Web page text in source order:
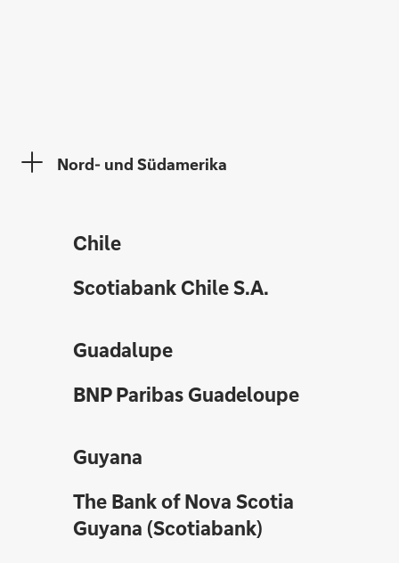
Nord- und Südamerika
Chile
Scotiabank Chile S.A.
Guadalupe
BNP Paribas Guadeloupe
Guyana
The Bank of Nova Scotia
Guyana (Scotiabank)